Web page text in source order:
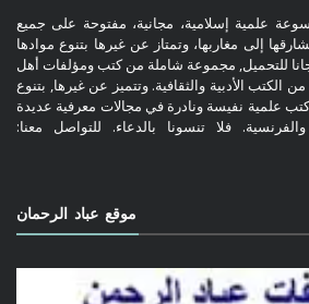
علمية إسلامية، مجانية، مفتوحة على جميع
إلى مغاربها، وتمتاز عن غيرها بتنوع موادها
للتحميل, مجموعة شاملة من كتب ومؤلفات أهل
الكتب الأدبية والثقافية. وتتميز عن غيرها, بتنوع
علمية نفيسة ونادرة في مجالات معرفية عديدة
والفرنسية. فلا تنسونا بالدعاء. للتواصل معنا:
موقع عباد الرحمان